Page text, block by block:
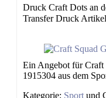
Druck Craft Dots an
Transfer Druck
Ein Angebot für Craft
1915304 aus dem
Kategorie: Sport und